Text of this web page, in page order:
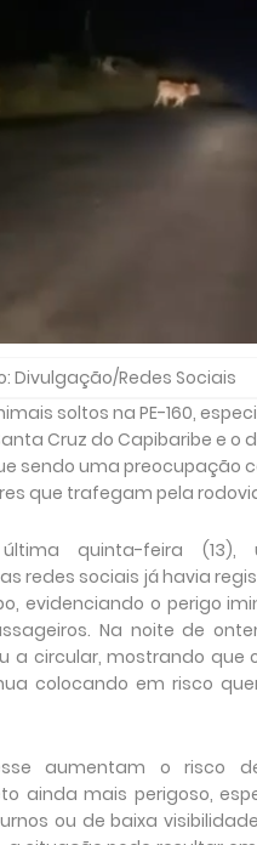
Divulgação/Redes Sociais
soltos na PE-160,
Cruz do Capibaribe e o
sendo uma preocupação
que trafegam pela
quinta-feira (13),
redes sociais já havia
evidenciando o perigo
Na noite de
a circular, mostrando que
colocando em risco
aumentam o risco
ainda mais perigoso,
ou de baixa visibilidade